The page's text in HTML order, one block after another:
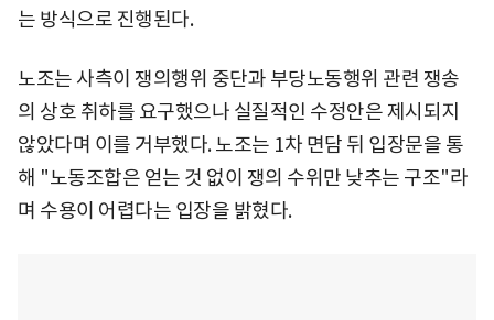
는 방식으로 진행된다.
노조는 사측이 쟁의행위 중단과 부당노동행위 관련 쟁송
의 상호 취하를 요구했으나 실질적인 수정안은 제시되지
않았다며 이를 거부했다. 노조는 1차 면담 뒤 입장문을 통
해 "노동조합은 얻는 것 없이 쟁의 수위만 낮추는 구조"라
며 수용이 어렵다는 입장을 밝혔다.